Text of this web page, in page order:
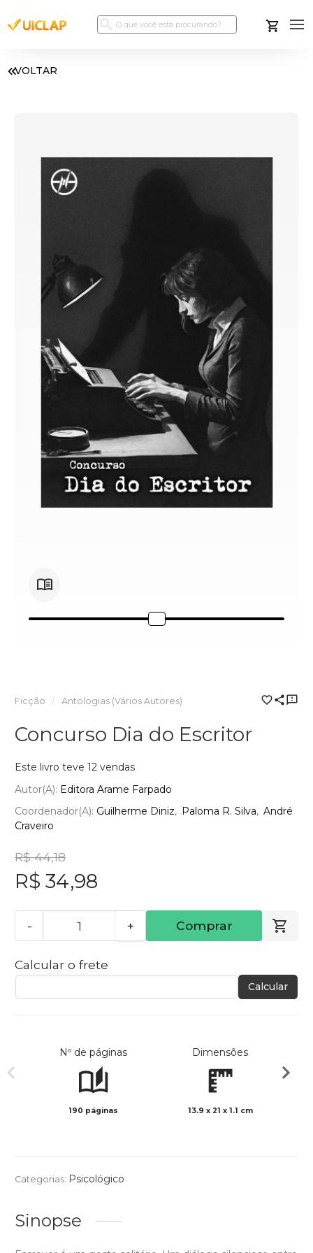
VOLTAR
Ficção Antologias (Vários Autores)
Concurso Dia do Escritor
Este livro teve 12 vendas
Autor(a): Editora Arame Farpado
Coordenador(a): Guilherme Diniz Paloma R. Silva
André
Craveiro
R$ 44,18
R$ 34,98
- + Comprar
Calcular o frete
Calcular
Nº de páginas
190 páginas
Dimensões
13.9 x 21 x 1.1 cm
Categorias: Psicológico
Sinopse